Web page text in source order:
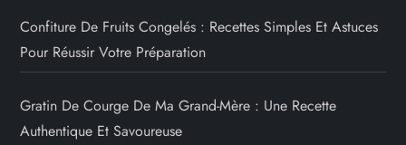
Confiture De Fruits Congelés : Recettes Simples Et Astuces
Pour Réussir Votre Préparation
Gratin De Courge De Ma Grand-Mère : Une Recette
Authentique Et Savoureuse